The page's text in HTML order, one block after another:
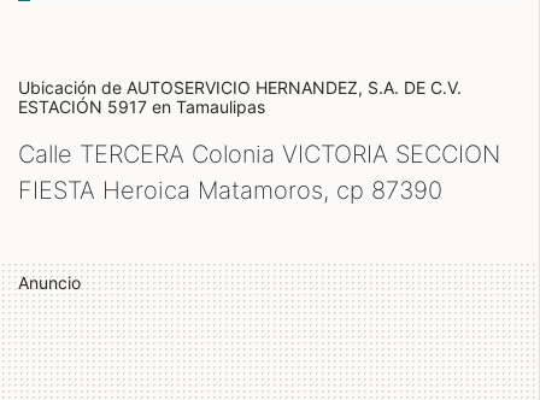
Ubicación de AUTOSERVICIO HERNANDEZ, S.A. DE C.V.
ESTACIÓN 5917 en Tamaulipas
Calle TERCERA Colonia VICTORIA SECCION
FIESTA Heroica Matamoros, cp 87390
Anuncio